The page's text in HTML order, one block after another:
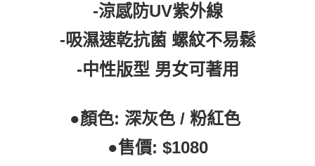
每筆NT$150，滿NT$6,000(含以上)免運費
-涼感防UV紫外線
-吸濕速乾抗菌 螺紋不易鬆
-中性版型 男女可著用
●顏色: 深灰色 / 粉紅色
●售價: $1080